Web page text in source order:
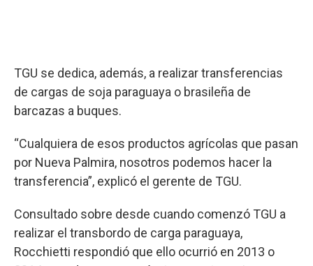
TGU se dedica, además, a realizar transferencias
de cargas de soja paraguaya o brasileña de
barcazas a buques.
“Cualquiera de esos productos agrícolas que pasan
por Nueva Palmira, nosotros podemos hacer la
transferencia”, explicó el gerente de TGU.
Consultado sobre desde cuando comenzó TGU a
realizar el transbordo de carga paraguaya,
Rocchietti respondió que ello ocurrió en 2013 o